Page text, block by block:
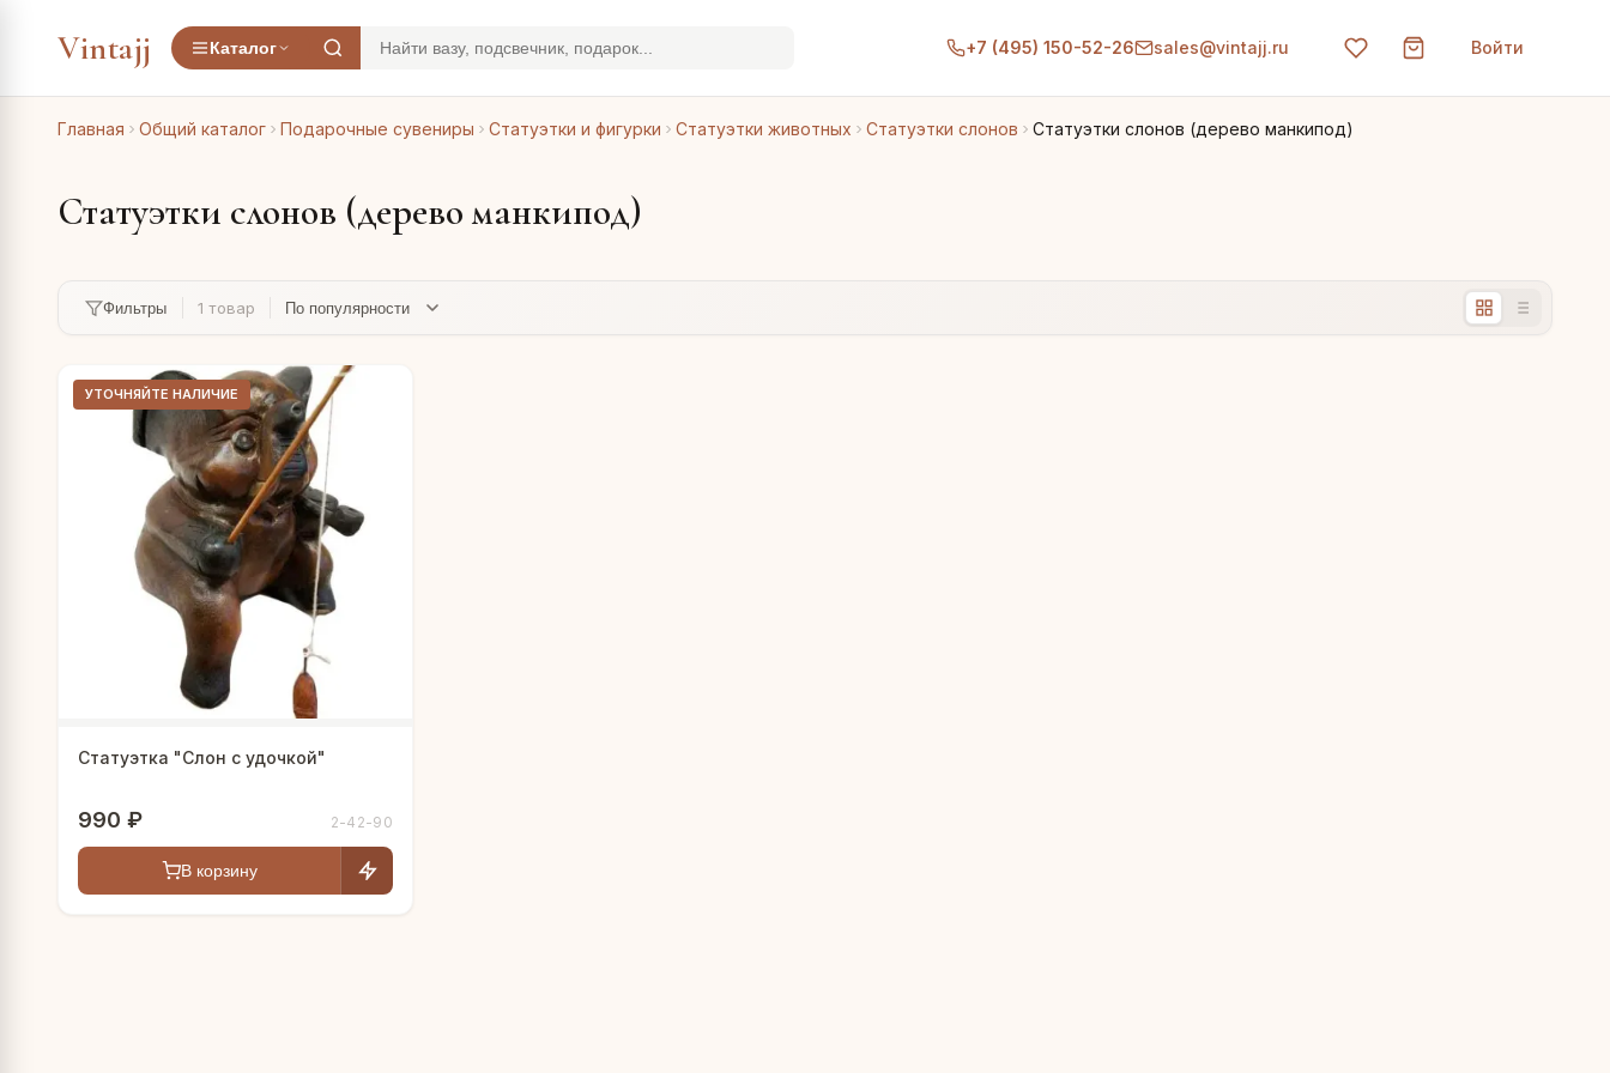
Vintajj Каталог +7 (495) 150-52-26 sales@vintajj.ru Войти
Главная Общий каталог Подарочные сувениры Статуэтки и фигурки Статуэтки животных Статуэтки слонов Статуэтки слонов (дерево манкипод)
Статуэтки слонов (дерево манкипод)
Фильтры 1 товар
УТОЧНЯЙТЕ НАЛИЧИЕ
Статуэтка "Слон с удочкой"
990 ₽ 2-42-90
В корзину